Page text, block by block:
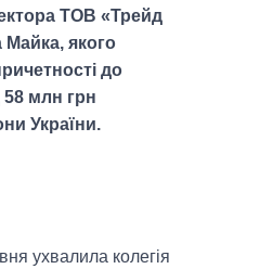
ТОВ «Трейд
Майка, якого
до
58 млн грн
України.
ухвалила колегія